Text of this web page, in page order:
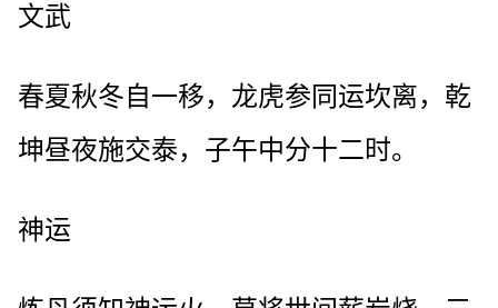
文武
春夏秋冬自一移，龙虎参同运坎离，乾
坤昼夜施交泰，子午中分十二时。
神运